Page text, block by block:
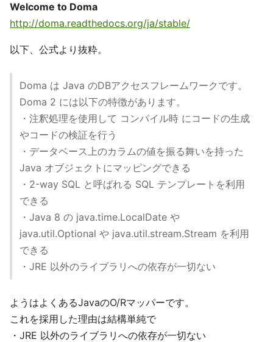
Welcome to Doma
http://doma.readthedocs.org/ja/stable/
以下、公式より抜粋。
Doma は Java のDBアクセスフレームワークです。
Doma 2 には以下の特徴があります。
・注釈処理を使用して コンパイル時 にコードの生成
やコードの検証を行う
・データベース上のカラムの値を振る舞いを持った
Java オブジェクトにマッピングできる
・2-way SQL と呼ばれる SQL テンプレートを利用
できる
・Java 8 の java.time.LocalDate や
java.util.Optional や java.util.stream.Stream を利用
できる
・JRE 以外のライブラリへの依存が一切ない
ようはよくあるJavaのO/Rマッパーです。
これを採用した理由は結構単純で
・JRE 以外のライブラリへの依存が一切ない